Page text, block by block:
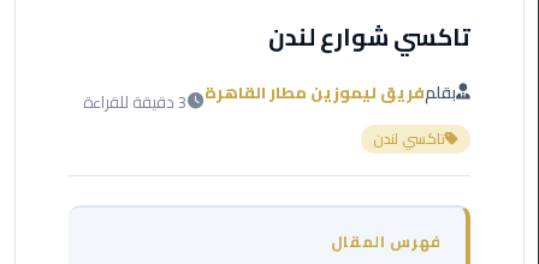
العرب
ليموزين
تاكسي شوارع لندن
بقلمفريق ليموزين مطار القاهرة 3 دقيقة للقراءة
تاكسي لندن
فهرس المقال